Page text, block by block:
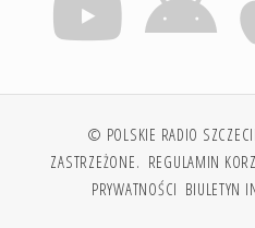
© POLSKIE RADIO
ZASTRZEŻONE. REGULAMIN
PRYWATNOŚCI BIULETYN